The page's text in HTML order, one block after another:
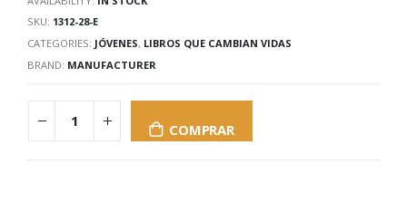
SKU: 1312-28-E
CATEGORIES: JÓVENES, LIBROS QUE CAMBIAN VIDAS
BRAND: MANUFACTURER
COMPRAR